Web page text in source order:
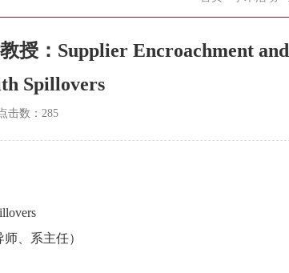
授：Supplier Encroachment and
Spillovers
击数： 285
、系主任）